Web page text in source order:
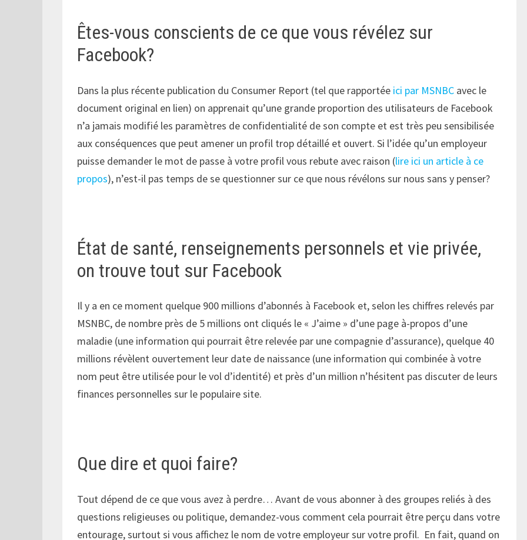
Êtes-vous conscients de ce que vous révélez sur
Facebook?
Dans la plus récente publication du Consumer Report (tel que rapportée ici par MSNBC avec le
document original en lien) on apprenait qu’une grande proportion des utilisateurs de Facebook
n’a jamais modifié les paramètres de confidentialité de son compte et est très peu sensibilisée
aux conséquences que peut amener un profil trop détaillé et ouvert. Si l’idée qu’un employeur
puisse demander le mot de passe à votre profil vous rebute avec raison (lire ici un article à ce
propos), n’est-il pas temps de se questionner sur ce que nous révélons sur nous sans y penser?
État de santé, renseignements personnels et vie privée,
on trouve tout sur Facebook
Il y a en ce moment quelque 900 millions d’abonnés à Facebook et, selon les chiffres relevés par
MSNBC, de nombre près de 5 millions ont cliqués le « J’aime » d’une page à-propos d’une
maladie (une information qui pourrait être relevée par une compagnie d’assurance), quelque 40
millions révèlent ouvertement leur date de naissance (une information qui combinée à votre
nom peut être utilisée pour le vol d’identité) et près d’un million n’hésitent pas discuter de leurs
finances personnelles sur le populaire site.
Que dire et quoi faire?
Tout dépend de ce que vous avez à perdre… Avant de vous abonner à des groupes reliés à des
questions religieuses ou politique, demandez-vous comment cela pourrait être perçu dans votre
entourage, surtout si vous affichez le nom de votre employeur sur votre profil. En fait, quand on